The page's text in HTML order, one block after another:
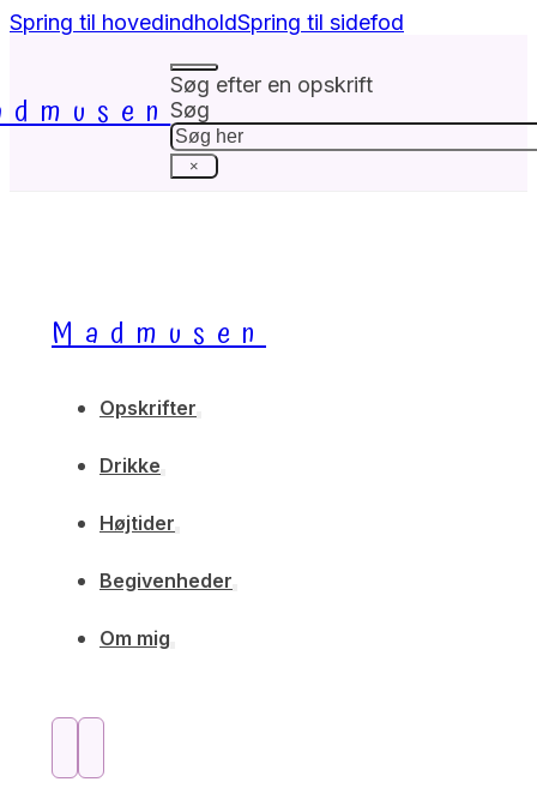
Spring til hovedindholdSpring til sidefod
Søg efter en opskrift
Søg
×
Madmusen
Opskrifter
Drikke
Højtider
Begivenheder
Om mig